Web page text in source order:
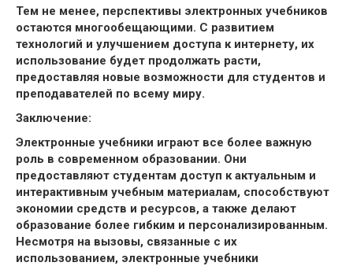
Тем не менее, перспективы электронных учебников
остаются многообещающими. С развитием
технологий и улучшением доступа к интернету, их
использование будет продолжать расти,
предоставляя новые возможности для студентов и
преподавателей по всему миру.
Заключение:
Электронные учебники играют все более важную
роль в современном образовании. Они
предоставляют студентам доступ к актуальным и
интерактивным учебным материалам, способствуют
экономии средств и ресурсов, а также делают
образование более гибким и персонализированным.
Несмотря на вызовы, связанные с их
использованием, электронные учебники